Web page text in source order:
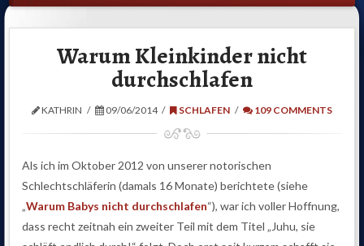
Warum Kleinkinder nicht
durchschlafen
KATHRIN 09/06/2014 SCHLAFEN 109 COMMENTS
Als ich im Oktober 2012 von unserer notorischen
Schlechtschläferin(damals 16 Monate) berichtete (siehe
„Warum Babys nicht durchschlafen“), war ich voller Hoffnung,
dass recht zeitnah ein zweiter Teil mit dem Titel „Juhu, sie